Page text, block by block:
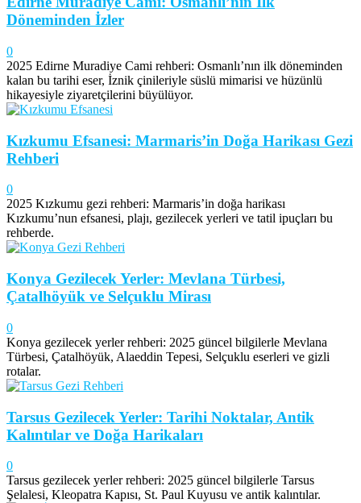
Döneminden İzler
0
2025 Edirne Muradiye Cami rehberi: Osmanlı’nın ilk döneminden
kalan bu tarihi eser, İznik çinileriyle süslü mimarisi ve hüzünlü
hikayesiyle ziyaretçilerini büyülüyor.
Kızkumu Efsanesi: Marmaris’in Doğa Harikası Gezi
Rehberi
0
2025 Kızkumu gezi rehberi: Marmaris’in doğa harikası
Kızkumu’nun efsanesi, plajı, gezilecek yerleri ve tatil ipuçları bu
rehberde.
Konya Gezilecek Yerler: Mevlana Türbesi,
Çatalhöyük ve Selçuklu Mirası
0
Konya gezilecek yerler rehberi: 2025 güncel bilgilerle Mevlana
Türbesi, Çatalhöyük, Alaeddin Tepesi, Selçuklu eserleri ve gizli
rotalar.
Tarsus Gezilecek Yerler: Tarihi Noktalar, Antik
Kalıntılar ve Doğa Harikaları
0
Tarsus gezilecek yerler rehberi: 2025 güncel bilgilerle Tarsus
Şelalesi, Kleopatra Kapısı, St. Paul Kuyusu ve antik kalıntılar.